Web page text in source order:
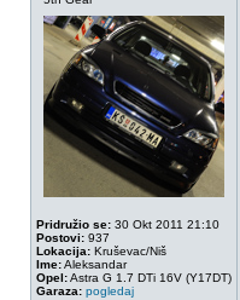
Pridružio se: 30 Okt 2011 21:10
Postovi: 937
Lokacija: Kruševac/Niš
Ime:Aleksandar
Opel:Astra G 1.7 DTi 16V (Y17DT)
Garaza: pogledaj